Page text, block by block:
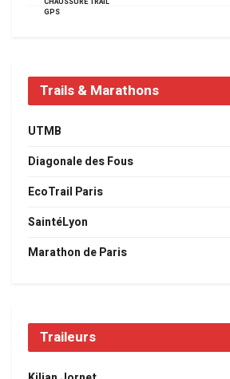
CHAUSSURE TRAIL
GPS
Trails & Marathons
UTMB
Diagonale des Fous
EcoTrail Paris
SaintéLyon
Marathon de Paris
Traileurs